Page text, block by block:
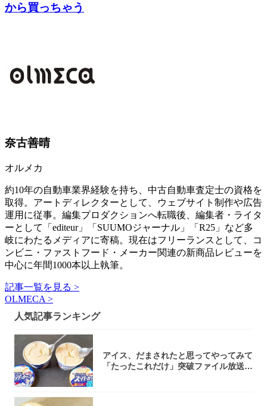
から買っちゃう
奈古善晴
オルメカ
約10年の自動車業界経験を持ち、中古自動車査定士の資格を
取得。アートディレクターとして、ウェブサイト制作や広告
運用に従事。編集プロダクションへ転職後、編集者・ライタ
ーとして「editeur」「SUUMOジャーナル」「R25」など多
岐にわたるメディアに寄稿。現在はフリーランスとして、コ
ンビニ・ファストフード・メーカー関連の新商品レビューを
中心に年間1000本以上執筆。
記事一覧を見る >
OLMECA >
人気記事ランキング
アイス、だまされたと思ってやってみて
「たったこれだけ」突破ファイル放送で